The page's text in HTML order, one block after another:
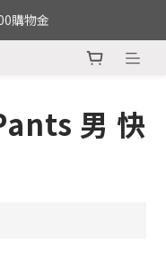
購物金
男 快